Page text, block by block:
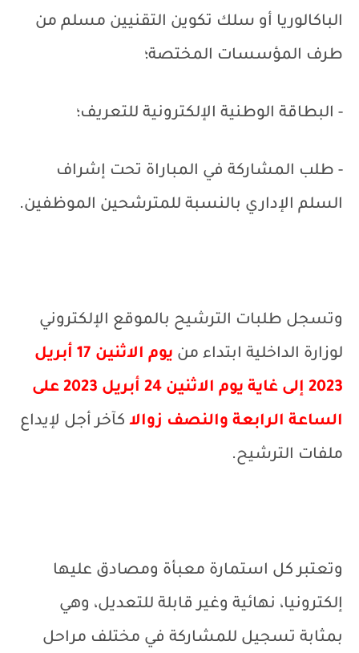
الباكالوريا أو سلك تكوين التقنيين مسلم من
طرف المؤسسات المختصة؛
- البطاقة الوطنية الإلكترونية للتعريف؛
- طلب المشاركة في المباراة تحت إشراف
السلم الإداري بالنسبة للمترشحين الموظفين.
وتسجل طلبات الترشيح بالموقع الإلكتروني
لوزارة الداخلية ابتداء من
يوم الاثنين 17 أبريل
2023 إلى غاية يوم الاثنين 24 أبريل 2023 على
الساعة الرابعة والنصف زوالا كآخر أجل لإيداع
ملفات الترشيح.
وتعتبر كل استمارة معبأة ومصادق عليها
إلكترونيا، نهائية وغير قابلة للتعديل، وهي
بمثابة تسجيل للمشاركة في مختلف مراحل